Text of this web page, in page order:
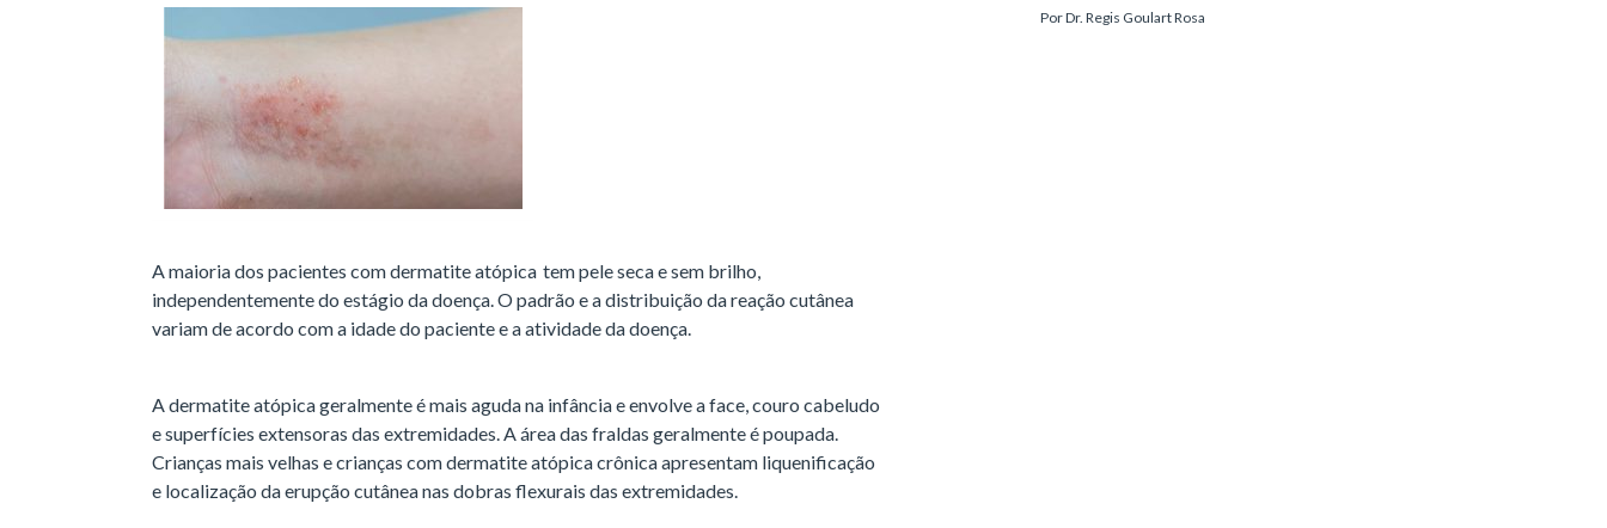
A maioria dos pacientes com dermatite atópica tem pele seca e sem brilho,
independentemente do estágio da doença. O padrão e a distribuição da reação cutânea
variam de acordo com a idade do paciente e a atividade da doença.
A dermatite atópica geralmente é mais aguda na infância e envolve a face, couro cabeludo
e superfícies extensoras das extremidades. A área das fraldas geralmente é poupada.
Crianças mais velhas e crianças com dermatite atópica crônica apresentam liquenificação
e localização da erupção cutânea nas dobras flexurais das extremidades.
manejo estruturado são determinantes para o desfe
PorDr. Regis Goulart Rosa